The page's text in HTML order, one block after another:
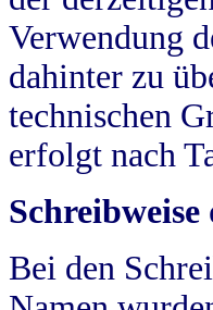
Verwendung
dahinter zu
technischen
erfolgt nach
Bei den